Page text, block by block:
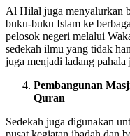
Al Hilal juga menyalurkan
buku-buku Islam ke
pelosok negeri melalui
sedekah ilmu yang tidak
juga menjadi ladang
Pembangunan
Quran
Sedekah juga digunakan